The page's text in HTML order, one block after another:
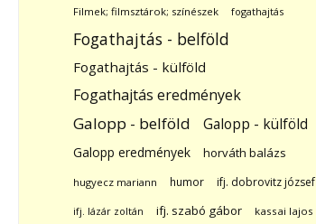
Filmek; filmsztárok; színészek fogathajtás
Fogathajtás - belföld
Fogathajtás - külföld
Fogathajtás eredmények
Galopp - belföld Galopp - külföld
Galopp eredmények horváth balázs
hugyecz mariann humor ifj. dobrovitz józsef
ifj. lázár zoltán ifj. szabó gábor kassai lajos